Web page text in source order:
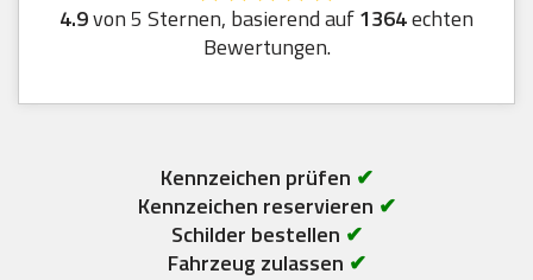
4.9von 5 Sternen, basierend auf1364echten
Bewertungen.
Kennzeichen prüfen ✔
Kennzeichen reservieren ✔
Schilder bestellen ✔
Fahrzeug zulassen ✔